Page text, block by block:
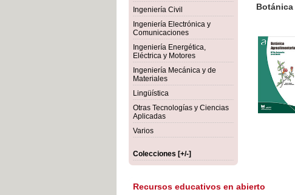
Ingeniería Civil
Ingeniería Electrónica y
Comunicaciones
Ingeniería Energética,
Eléctrica y Motores
Ingeniería Mecánica y de
Materiales
Lingüística
Otras Tecnologías y Ciencias
Aplicadas
Varios
Colecciones [+/-]
Recursos educativos en abierto